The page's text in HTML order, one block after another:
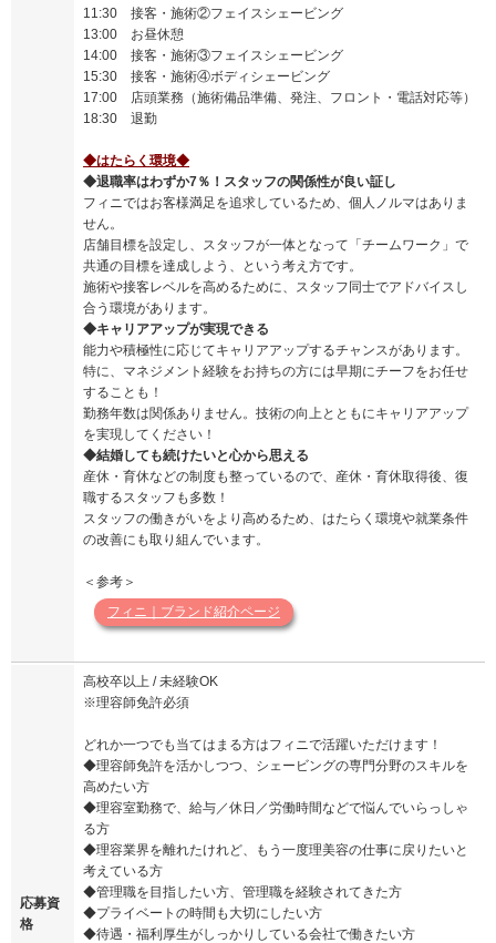
11:30 接客・施術②フェイスシェービング
13:00 お昼休憩
14:00 接客・施術③フェイスシェービング
15:30 接客・施術④ボディシェービング
17:00 店頭業務（施術備品準備、発注、フロント・電話対応等）
18:30 退勤
◆はたらく環境◆
◆退職率はわずか7％！スタッフの関係性が良い証し
フィニではお客様満足を追求しているため、個人ノルマはありま
せん。
店舗目標を設定し、スタッフが一体となって「チームワーク」で
共通の目標を達成しよう、という考え方です。
施術や接客レベルを高めるために、スタッフ同士でアドバイスし
合う環境があります。
◆キャリアアップが実現できる
能力や積極性に応じてキャリアアップするチャンスがあります。
特に、マネジメント経験をお持ちの方には早期にチーフをお任せ
することも！
勤務年数は関係ありません。技術の向上とともにキャリアアップ
を実現してください！
◆結婚しても続けたいと心から思える
産休・育休などの制度も整っているので、産休・育休取得後、復
職するスタッフも多数！
スタッフの働きがいをより高めるため、はたらく環境や就業条件
の改善にも取り組んでいます。
＜参考＞
フィニ｜ブランド紹介ページ
応募資
格
高校卒以上 / 未経験OK
※理容師免許必須
どれか一つでも当てはまる方はフィニで活躍いただけます！
◆理容師免許を活かしつつ、シェービングの専門分野のスキルを
高めたい方
◆理容室勤務で、給与／休日／労働時間などで悩んでいらっしゃ
る方
◆理容業界を離れたけれど、もう一度理美容の仕事に戻りたいと
考えている方
◆管理職を目指したい方、管理職を経験されてきた方
◆プライベートの時間も大切にしたい方
◆待遇・福利厚生がしっかりしている会社で働きたい方